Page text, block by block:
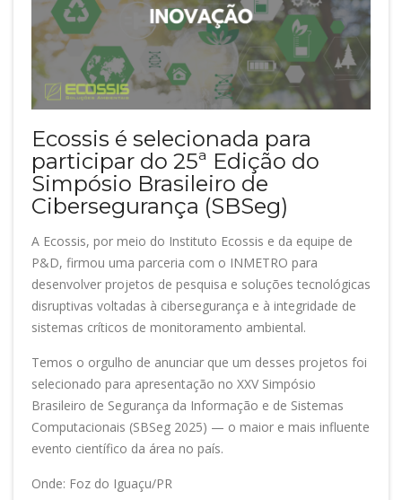
Ecossis é selecionada para
participar do 25ª Edição do
Simpósio Brasileiro de
Cibersegurança (SBSeg)
A Ecossis, por meio do Instituto Ecossis e da equipe de
P&D, firmou uma parceria com o INMETRO para
desenvolver projetos de pesquisa e soluções tecnológicas
disruptivas voltadas à cibersegurança e à integridade de
sistemas críticos de monitoramento ambiental.
Temos o orgulho de anunciar que um desses projetos foi
selecionado para apresentação no XXV Simpósio
Brasileiro de Segurança da Informação e de Sistemas
Computacionais (SBSeg 2025) — o maior e mais influente
evento científico da área no país.
Onde: Foz do Iguaçu/PR